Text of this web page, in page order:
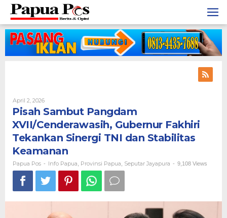
Skip
content
April 2, 2026
Papua
Pos
Pisah Sambut Pangdam
XVII/Cenderawasih, Gubernur Fakhiri
Tekankan Sinergi TNI dan Stabilitas
Keamanan
Papua Pos - Info Papua Provinsi Papua Seputar Jayapura - 9,108 Views